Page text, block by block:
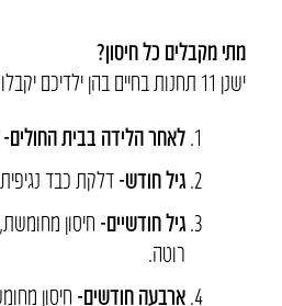
מתי מקבלים כל חיסון?
ישנן 11 תחנות בחיים בהן ילדיכם יקבלו חיסונים.
לאחר הלידה בבית החולים-
גיל חודש-דלקת כבד נגיפית B.
גיל חודשיים-
רוטה.
ארבעה חודשים-